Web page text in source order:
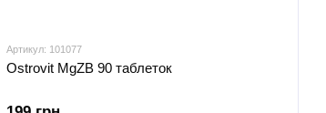
Артикул: 101077
Ostrovit MgZB 90 таблеток